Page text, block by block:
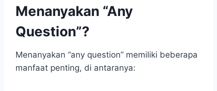
Menanyakan “Any
Question”?
Menanyakan “any question” memiliki beberapa
manfaat penting, di antaranya: